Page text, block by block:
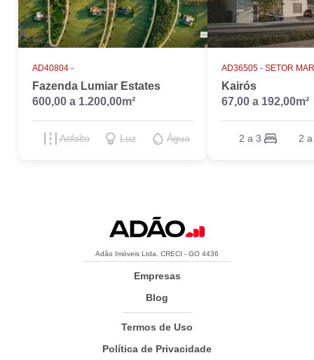
AD40804 -
Fazenda Lumiar Estates
600,00 a 1.200,00m²
Asfalto Luz Água
AD36505 - SETOR
Kairós
67,00 a 192,00m²
2 a 3 2
Adão Imóveis Ltda. CRECI - GO 4436
Empresas
Blog
Termos de Uso
Política de Privacidade